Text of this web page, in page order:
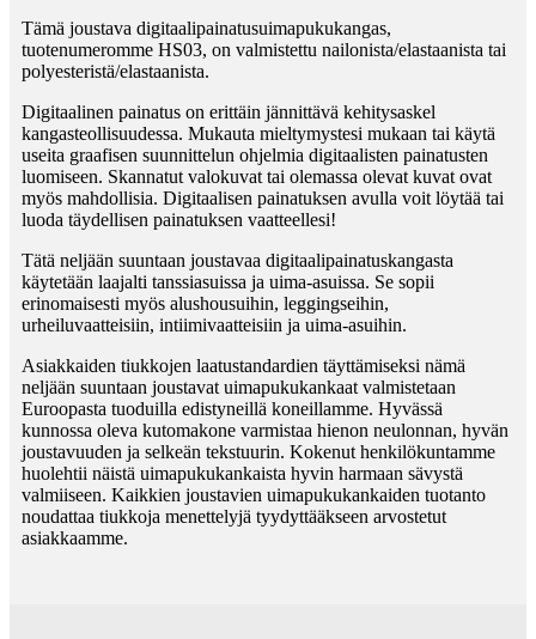
Tämä joustava digitaalipainatusuimapukukangas,
tuotenumeromme HS03, on valmistettu nailonista/elastaanista tai
polyesteristä/elastaanista.
Digitaalinen painatus on erittäin jännittävä kehitysaskel
kangasteollisuudessa. Mukauta mieltymystesi mukaan tai käytä
useita graafisen suunnittelun ohjelmia digitaalisten painatusten
luomiseen. Skannatut valokuvat tai olemassa olevat kuvat ovat
myös mahdollisia. Digitaalisen painatuksen avulla voit löytää tai
luoda täydellisen painatuksen vaatteellesi!
Tätä neljään suuntaan joustavaa digitaalipainatuskangasta
käytetään laajalti tanssiasuissa ja uima-asuissa. Se sopii
erinomaisesti myös alushousuihin, leggingseihin,
urheiluvaatteisiin, intiimivaatteisiin ja uima-asuihin.
Asiakkaiden tiukkojen laatustandardien täyttämiseksi nämä
neljään suuntaan joustavat uimapukukankaat valmistetaan
Euroopasta tuoduilla edistyneillä koneillamme. Hyvässä
kunnossa oleva kutomakone varmistaa hienon neulonnan, hyvän
joustavuuden ja selkeän tekstuurin. Kokenut henkilökuntamme
huolehtii näistä uimapukukankaista hyvin harmaan sävystä
valmiiseen. Kaikkien joustavien uimapukukankaiden tuotanto
noudattaa tiukkoja menettelyjä tyydyttääkseen arvostetut
asiakkaamme.